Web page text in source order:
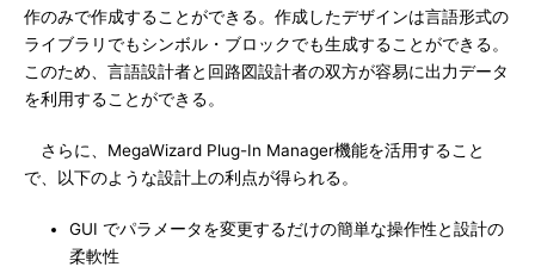
作のみで作成することができる。作成したデザインは言語形式の
ライブラリでもシンボル・ブロックでも生成することができる。
このため、言語設計者と回路図設計者の双方が容易に出力データ
を利用することができる。
さらに、MegaWizard Plug-In Manager機能を活用すること
で、以下のような設計上の利点が得られる。
GUI でパラメータを変更するだけの簡単な操作性と設計の
柔軟性